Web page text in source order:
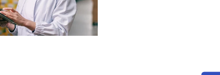
Benutzeroberfläche von
Twint ermöglicht es
oder blinden
Zahlungen zu nutzen